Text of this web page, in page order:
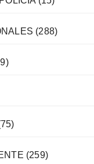
(288)
(259)